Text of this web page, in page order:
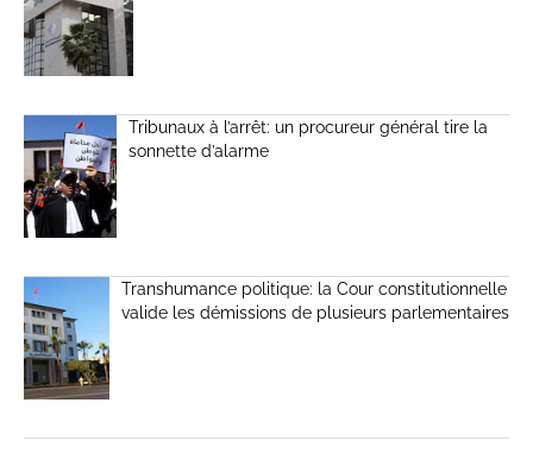
Tribunaux à l’arrêt: un procureur général tire la
sonnette d’alarme
Transhumance politique: la Cour constitutionnelle
valide les démissions de plusieurs parlementaires